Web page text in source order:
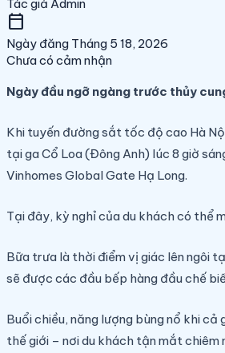
Tác giả Admin
calendar_today
Ngày đăng Tháng 5 18, 2026
Chưa có cảm nhận
Ngày đầu ngỡ ngàng trước thủy
Khi tuyến đường sắt tốc độ cao Hà
tại ga Cổ Loa (Đông Anh) lúc 8 giờ
Vinhomes Global Gate Hạ Long.
Tại đây, kỳ nghỉ của du khách có thể
Bữa trưa là thời điểm vị giác lên ngôi
sẽ được các đầu bếp hàng đầu chế
Buổi chiều, năng lượng bùng nổ khi
thế giới – nơi du khách tận mắt chiêm